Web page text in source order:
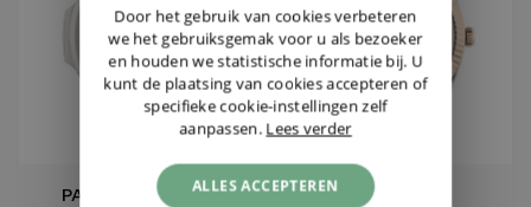
PATEK PHILIPPE ROLEX
GERMAN
Door het gebruik van cookies verbeteren
we het gebruiksgemak voor u als bezoeker
en houden we statistische informatie bij. U
kunt de plaatsing van cookies accepteren of
specifieke cookie-instellingen zelf
aanpassen. Lees verder
ALLES ACCEPTEREN